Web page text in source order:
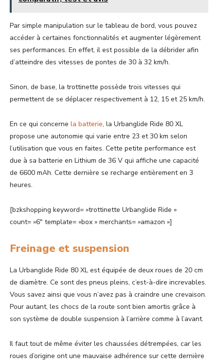
Par simple manipulation sur le tableau de bord, vous pouvez
accéder à certaines fonctionnalités et augmenter légèrement
ses performances. En effet, il est possible de la débrider afin
d’atteindre des vitesses de pontes de 30 à 32 km/h.
Sinon, de base, la trottinette possède trois vitesses qui
permettent de se déplacer respectivement à 12, 15 et 25 km/h.
En ce qui concerne la batterie, la Urbanglide Ride 80 XL
propose une autonomie qui varie entre 23 et 30 km selon
l’utilisation que vous en faites. Cette petite performance est
due à sa batterie en Lithium de 36 V qui affiche une capacité
de 6600 mAh. Cette dernière se recharge entièrement en 3
heures.
[bzkshopping keyword= »trottinette Urbanglide Ride »
count= »6″ template= »box » merchants= »amazon »]
Freinage et suspension
La Urbanglide Ride 80 XL est équipée de deux roues de 20 cm
de diamètre. Ce sont des pneus pleins, c’est-à-dire increvables.
Vous savez ainsi que vous n’avez pas à craindre une crevaison.
Pour autant, les chocs de la route sont bien amortis grâce à
son système de double suspension à l’arrière comme à l’avant.
Il faut tout de même éviter les chaussées détrempées, car les
roues d’origine ont une mauvaise adhérence sur cette dernière